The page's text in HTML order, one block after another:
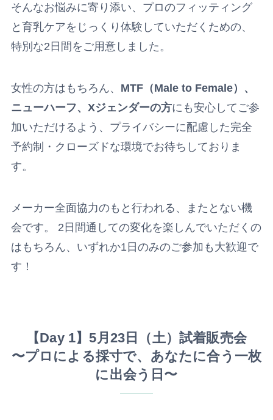
そんなお悩みに寄り添い、プロのフィッティング
と育乳ケアをじっくり体験していただくための、
特別な2日間をご用意しました。
女性の方はもちろん、 MTF（Male to Female）、
ニューハーフ、Xジェンダーの方にも安心してご参
加いただけるよう、プライバシーに配慮した完全
予約制・クローズドな環境でお待ちしておりま
す。
メーカー全面協力のもと行われる、またとない機
会です。 2日間通しての変化を楽しんでいただくの
はもちろん、いずれか1日のみのご参加も大歓迎で
す！
【Day 1】5月23日（土）試着販売会
〜プロによる採寸で、あなたに合う一枚
に出会う日〜